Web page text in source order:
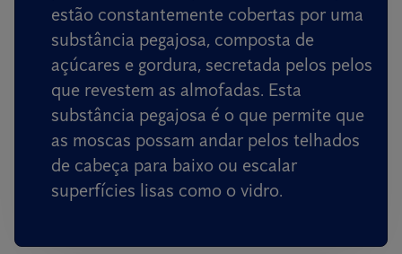
estão constantemente cobertas por uma
substância pegajosa, composta de
açúcares e gordura, secretada pelos pelos
que revestem as almofadas. Esta
substância pegajosa é o que permite que
as moscas possam andar pelos telhados
de cabeça para baixo ou escalar
superfícies lisas como o vidro.